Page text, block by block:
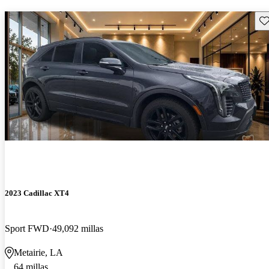
2023 Cadillac XT4
Sport FWD 49,092 millas
Metairie, LA